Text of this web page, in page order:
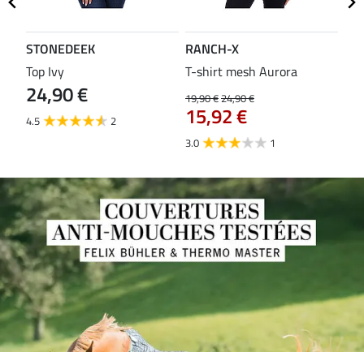
STONEDEEK
Top Ivy
24,90 €
4.5 2
RANCH-X
T-shirt mesh Aurora
19,90 €24,90 €
15,92 €
3.0 1